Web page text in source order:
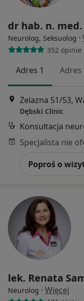
dr hab. n.
Neurolog, Seksuolog ·
352 opinie
Adres 1 Adres
Żelazna 51/53,
Dębski Clinic
Konsultacja
Poproś o
lek. Renata
Neurolog · Więcej